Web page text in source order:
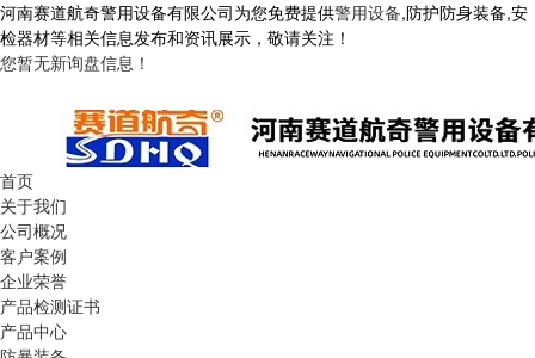
河南赛道航奇警用设备有限公司为您免费提供警用设备,防护防身装备,安
检器材等相关信息发布和资讯展示，敬请关注！
您暂无新询盘信息！
首页
关于我们
公司概况
客户案例
企业荣誉
产品检测证书
产品中心